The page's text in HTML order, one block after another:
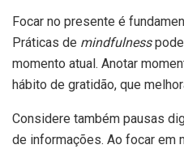
Focar no presente é
Práticas de mindfulness
momento atual. Anotar
hábito de gratidão, que
Considere também pausas
de informações. Ao focar em